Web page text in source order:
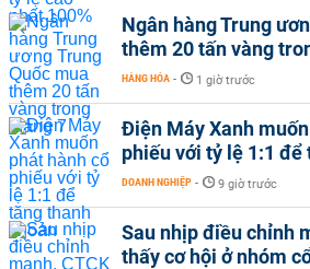
Ngân hàng Trung
thêm 20 tấn vàng
HÀNG HÓA - 1 giờ trước
Điện Máy Xanh
phiếu với tỷ lệ 1:1
DOANH NGHIỆP - 9 giờ trước
Sau nhịp điều chỉnh
thấy cơ hội ở nhóm